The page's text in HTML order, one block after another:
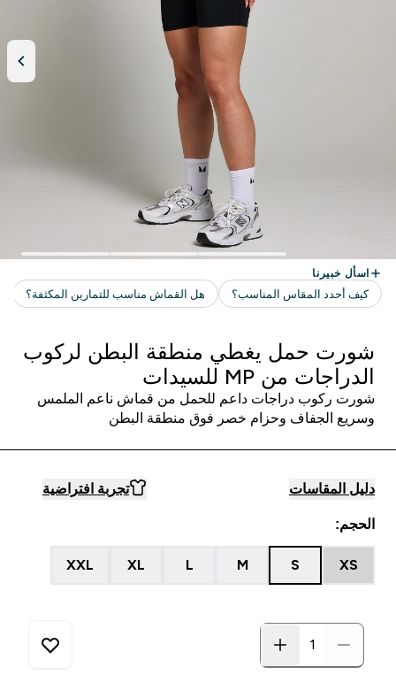
شورت حمل يغطي منطقة البطن لركوب
الدراجات من MP للسيدات
شورت ركوب دراجات داعم للحمل من قماش ناعم الملمس
وسريع الجفاف وحزام خصر فوق منطقة البطن
دليل المقاسات تجربة افتراضية
الحجم:
XS
S
M
L
XL
XXL